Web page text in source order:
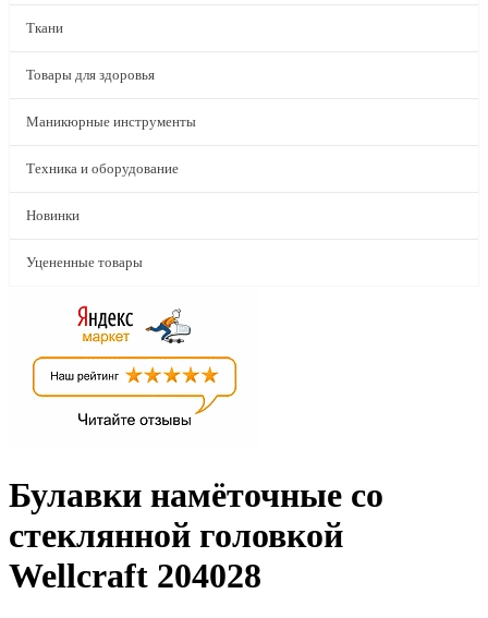
Ткани
Товары для здоровья
Маникюрные инструменты
Техника и оборудование
Новинки
Уцененные товары
Булавки намёточные со
стеклянной головкой
Wellcraft 204028